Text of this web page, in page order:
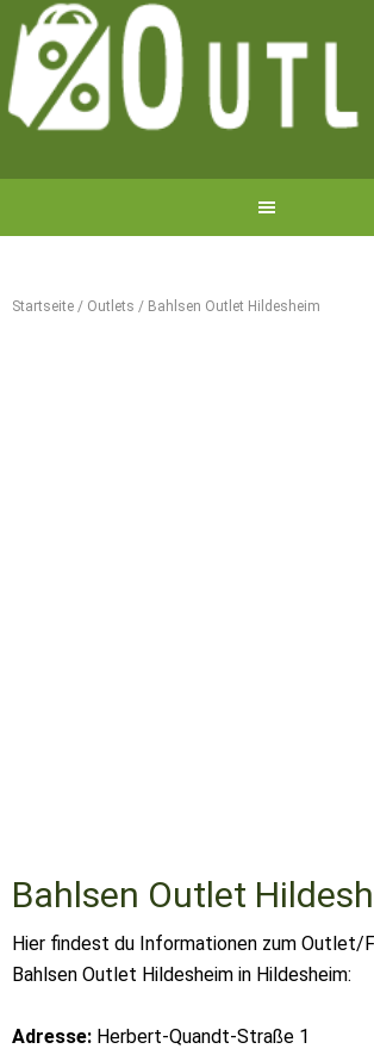
Startseite / Outlets / Bahlsen Outlet Hildesheim
Bahlsen Outlet
Hier findest du Informationen zum Outlet/
Bahlsen Outlet Hildesheim in Hildesheim:
Adresse: Herbert-Quandt-Straße 1